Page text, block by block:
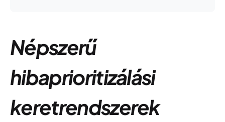
Népszerű
hibaprioritizálási
keretrendszerek